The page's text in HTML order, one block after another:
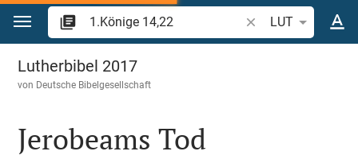
Zum Inhalt springen
Bibelstelle oder
LUT
1.Könige 14
Lutherbibel 2017
von Deutsche Bibelgesellschaft
Jerobeams Tod